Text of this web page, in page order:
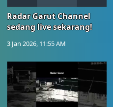
Radar Garut Channel
sedang live sekarang!
3 Jan 2026, 11:55 AM